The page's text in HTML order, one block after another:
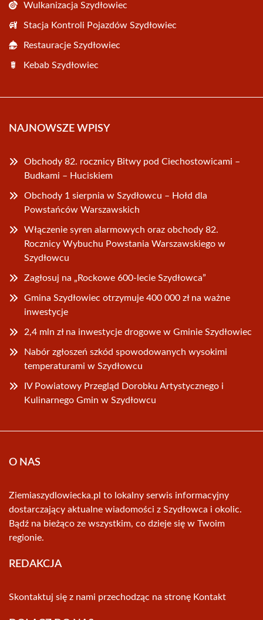
Wulkanizacja Szydłowiec
Stacja Kontroli Pojazdów Szydłowiec
Restauracje Szydłowiec
Kebab Szydłowiec
NAJNOWSZE WPISY
Obchody 82. rocznicy Bitwy pod Ciechostowicami –
Budkami – Huciskiem
Obchody 1 sierpnia w Szydłowcu – Hołd dla
Powstańców Warszawskich
Włączenie syren alarmowych oraz obchody 82.
Rocznicy Wybuchu Powstania Warszawskiego w
Szydłowcu
Zagłosuj na „Rockowe 600-lecie Szydłowca”
Gmina Szydłowiec otrzymuje 400 000 zł na ważne
inwestycje
2,4 mln zł na inwestycje drogowe w Gminie Szydłowiec
Nabór zgłoszeń szkód spowodowanych wysokimi
temperaturami w Szydłowcu
IV Powiatowy Przegląd Dorobku Artystycznego i
Kulinarnego Gmin w Szydłowcu
O NAS
Ziemiaszydlowiecka.pl to lokalny serwis informacyjny
dostarczający aktualne wiadomości z Szydłowca i okolic.
Bądź na bieżąco ze wszystkim, co dzieje się w Twoim
regionie.
REDAKCJA
Skontaktuj się z nami przechodząc na stronę Kontakt